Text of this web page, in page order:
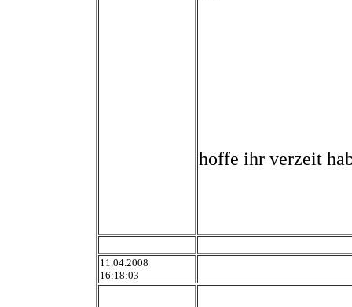
hoffe ihr verzeit
11.04.2008
16:18:03